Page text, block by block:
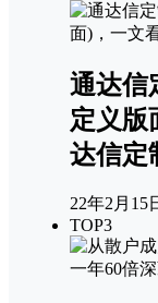
通达信
定义版
达信定
22年2月15
TOP3